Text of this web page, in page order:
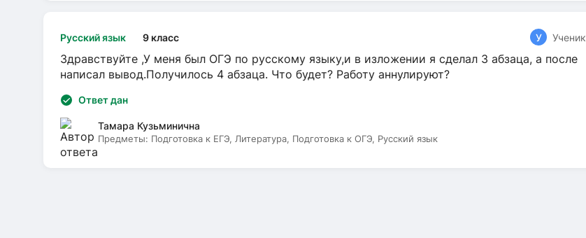
Русский язык 9 класс У Ученик
Здравствуйте ,У меня был ОГЭ по русскому языку,и в изложении я сделал 3 абзаца, а после
написал вывод.Получилось 4 абзаца. Что будет? Работу аннулируют?
Ответ дан
Тамара Кузьминична
Предметы: Подготовка к ЕГЭ, Литература, Подготовка к ОГЭ, Русский язык